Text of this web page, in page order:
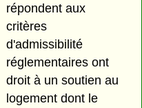
répondent aux
critères
d'admissibilité
réglementaires ont
droit à un soutien au
logement dont le